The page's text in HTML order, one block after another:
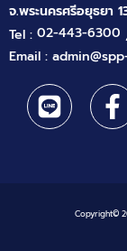
จ.พระนครศรีอยุธยา
Tel : 02-443-6300
Email :
Copyright©